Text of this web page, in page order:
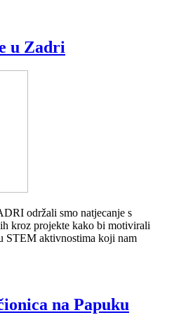
u Zadri
održali smo natjecanje s
kroz projekte kako bi motivirali
STEM aktivnostima koji nam
na Papuku